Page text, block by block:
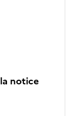
notice